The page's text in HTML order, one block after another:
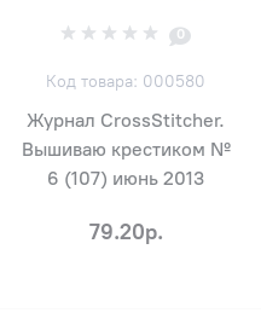
0
Код товара: 000580
Журнал CrossStitcher.
Вышиваю крестиком №
6 (107) июнь 2013
79.20р.